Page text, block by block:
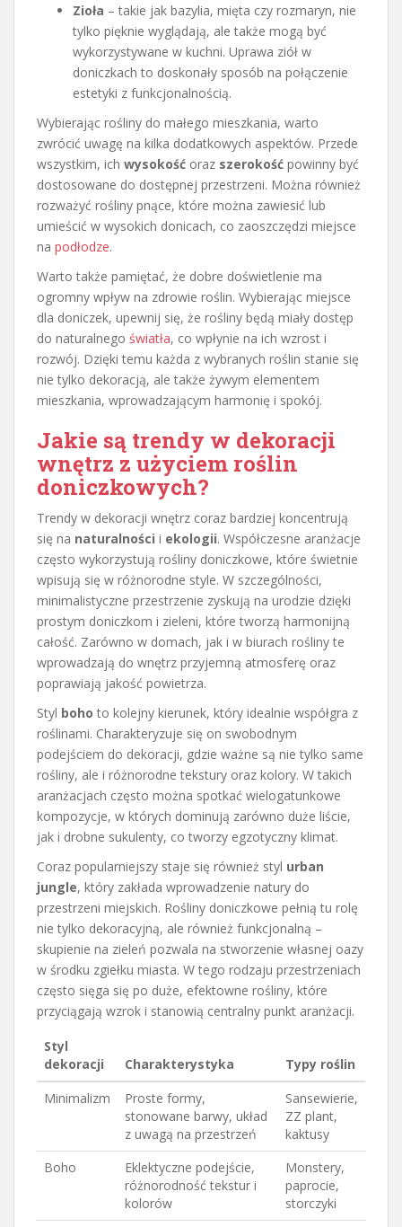
Zioła – takie jak bazylia, mięta czy rozmaryn, nie
tylko pięknie wyglądają, ale także mogą być
wykorzystywane w kuchni. Uprawa ziół w
doniczkach to doskonały sposób na połączenie
estetyki z funkcjonalnością.
Wybierając rośliny do małego mieszkania, warto
zwrócić uwagę na kilka dodatkowych aspektów. Przede
wszystkim, ich wysokość oraz szerokość powinny być
dostosowane do dostępnej przestrzeni. Można również
rozważyć rośliny pnące, które można zawiesić lub
umieścić w wysokich donicach, co zaoszczędzi miejsce
na podłodze.
Warto także pamiętać, że dobre doświetlenie ma
ogromny wpływ na zdrowie roślin. Wybierając miejsce
dla doniczek, upewnij się, że rośliny będą miały dostęp
do naturalnego światła, co wpłynie na ich wzrost i
rozwój. Dzięki temu każda z wybranych roślin stanie się
nie tylko dekoracją, ale także żywym elementem
mieszkania, wprowadzającym harmonię i spokój.
Jakie są trendy w dekoracji
wnętrz z użyciem roślin
doniczkowych?
Trendy w dekoracji wnętrz coraz bardziej koncentrują
się na naturalności i ekologii. Współczesne aranżacje
często wykorzystują rośliny doniczkowe, które świetnie
wpisują się w różnorodne style. W szczególności,
minimalistyczne przestrzenie zyskują na urodzie dzięki
prostym doniczkom i zieleni, które tworzą harmonijną
całość. Zarówno w domach, jak i w biurach rośliny te
wprowadzają do wnętrz przyjemną atmosferę oraz
poprawiają jakość powietrza.
Styl boho to kolejny kierunek, który idealnie współgra z
roślinami. Charakteryzuje się on swobodnym
podejściem do dekoracji, gdzie ważne są nie tylko same
rośliny, ale i różnorodne tekstury oraz kolory. W takich
aranżacjach często można spotkać wielogatunkowe
kompozycje, w których dominują zarówno duże liście,
jak i drobne sukulenty, co tworzy egzotyczny klimat.
Coraz popularniejszy staje się również styl urban
jungle, który zakłada wprowadzenie natury do
przestrzeni miejskich. Rośliny doniczkowe pełnią tu rolę
nie tylko dekoracyjną, ale również funkcjonalną –
skupienie na zieleń pozwala na stworzenie własnej oazy
w środku zgiełku miasta. W tego rodzaju przestrzeniach
często sięga się po duże, efektowne rośliny, które
przyciągają wzrok i stanowią centralny punkt aranżacji.
Styl
dekoracji
Charakterystyka
Typy roślin
Minimalizm
Proste formy,
stonowane barwy, układ
z uwagą na przestrzeń
Sansewierie,
ZZ plant,
kaktusy
Boho
Eklektyczne podejście,
różnorodność tekstur i
kolorów
Monstery,
paprocie,
storczyki